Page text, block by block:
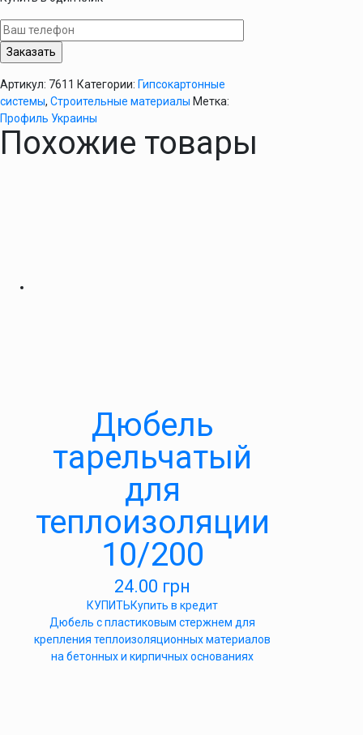
CW
100/4м
(
0,4мм
Артикул: 7611 Категории: Гипсокартонные
системы, Строительные материалы Метка:
Профиль Украины
Похожие товары
Дюбель
тарельчатый
для
теплоизоляции
10/200
24.00 грн
КУПИТЬКупить в кредит
Дюбель с пластиковым стержнем для
крепления теплоизоляционных материалов
на бетонных и кирпичных основаниях